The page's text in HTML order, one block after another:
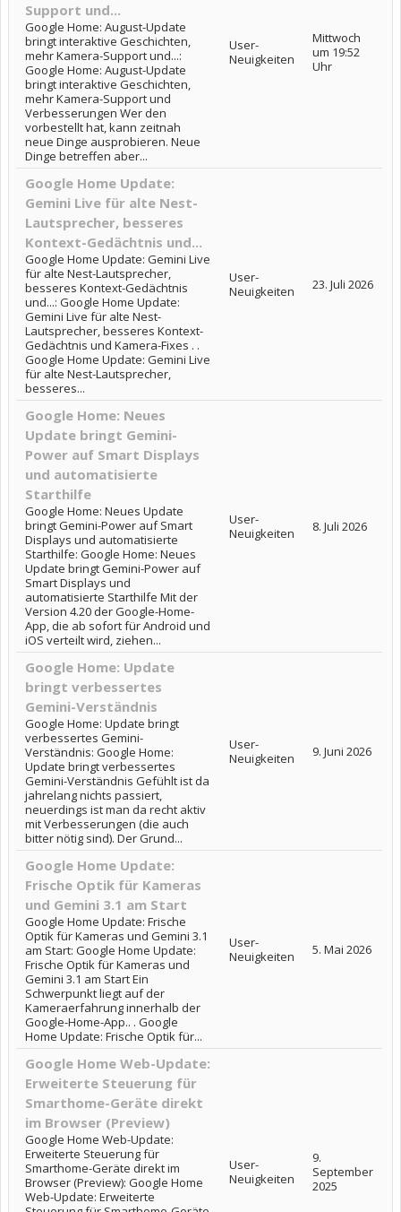
Support und...
Google Home: August-Update
bringt interaktive Geschichten,
mehr Kamera-Support und...:
Google Home: August-Update
bringt interaktive Geschichten,
mehr Kamera-Support und
Verbesserungen Wer den
vorbestellt hat, kann zeitnah
neue Dinge ausprobieren. Neue
Dinge betreffen aber...
User-
Neuigkeiten
Mittwoch
um 19:52
Uhr
Google Home Update:
Gemini Live für alte Nest-
Lautsprecher, besseres
Kontext-Gedächtnis und...
Google Home Update: Gemini Live
für alte Nest-Lautsprecher,
besseres Kontext-Gedächtnis
und...: Google Home Update:
Gemini Live für alte Nest-
Lautsprecher, besseres Kontext-
Gedächtnis und Kamera-Fixes . .
Google Home Update: Gemini Live
für alte Nest-Lautsprecher,
besseres...
User-
Neuigkeiten
23. Juli 2026
Google Home: Neues
Update bringt Gemini-
Power auf Smart Displays
und automatisierte
Starthilfe
Google Home: Neues Update
bringt Gemini-Power auf Smart
Displays und automatisierte
Starthilfe: Google Home: Neues
Update bringt Gemini-Power auf
Smart Displays und
automatisierte Starthilfe Mit der
Version 4.20 der Google-Home-
App, die ab sofort für Android und
iOS verteilt wird, ziehen...
User-
Neuigkeiten
8. Juli 2026
Google Home: Update
bringt verbessertes
Gemini-Verständnis
Google Home: Update bringt
verbessertes Gemini-
Verständnis: Google Home:
Update bringt verbessertes
Gemini-Verständnis Gefühlt ist da
jahrelang nichts passiert,
neuerdings ist man da recht aktiv
mit Verbesserungen (die auch
bitter nötig sind). Der Grund...
User-
Neuigkeiten
9. Juni 2026
Google Home Update:
Frische Optik für Kameras
und Gemini 3.1 am Start
Google Home Update: Frische
Optik für Kameras und Gemini 3.1
am Start: Google Home Update:
Frische Optik für Kameras und
Gemini 3.1 am Start Ein
Schwerpunkt liegt auf der
Kameraerfahrung innerhalb der
Google-Home-App.. . Google
Home Update: Frische Optik für...
User-
Neuigkeiten
5. Mai 2026
Google Home Web-Update:
Erweiterte Steuerung für
Smarthome-Geräte direkt
im Browser (Preview)
Google Home Web-Update:
Erweiterte Steuerung für
Smarthome-Geräte direkt im
Browser (Preview): Google Home
Web-Update: Erweiterte
User-
Neuigkeiten
9.
September
2025